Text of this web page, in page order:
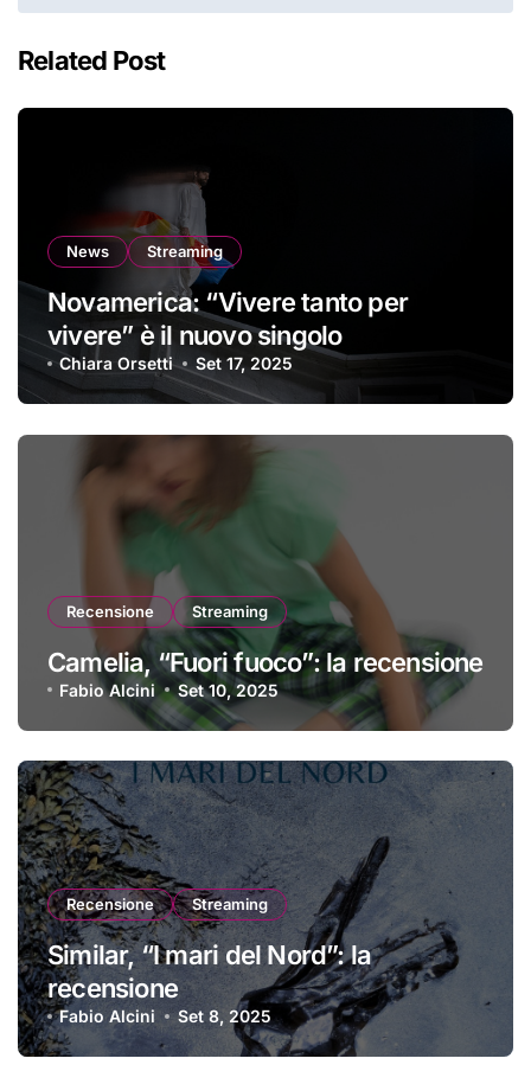
Related Post
News Streaming
Novamerica: “Vivere tanto per
vivere” è il nuovo singolo
Chiara Orsetti Set 17, 2025
Recensione Streaming
Camelia, “Fuori fuoco”: la recensione
Fabio Alcini Set 10, 2025
Recensione Streaming
Similar, “I mari del Nord”: la
recensione
Fabio Alcini Set 8, 2025